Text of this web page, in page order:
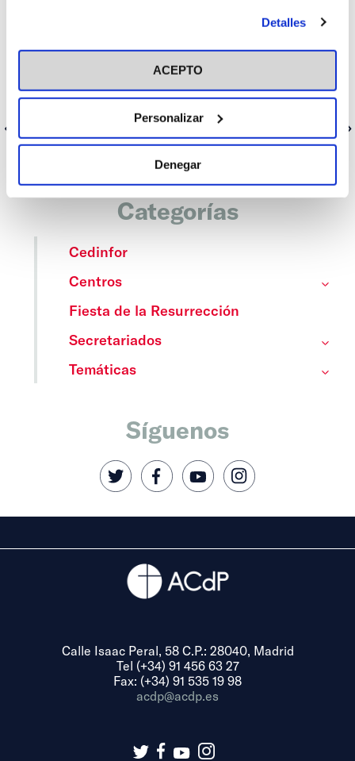
en el botón "Personalizar". Para más información puedes
visitar nuestra Política de Cookies
Detalles
ACEPTO
Personalizar
Denegar
Categorías
Cedinfor
Centros
Fiesta de la Resurrección
Secretariados
Temáticas
Síguenos
Calle Isaac Peral, 58 C.P.: 28040, Madrid
Tel (+34) 91 456 63 27
Fax: (+34) 91 535 19 98
acdp@acdp.es